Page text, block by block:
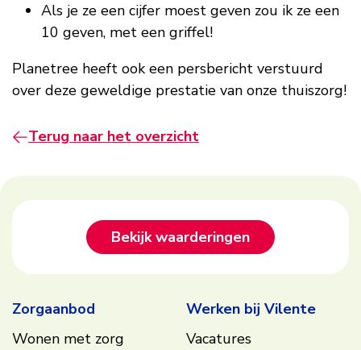
Als je ze een cijfer moest geven zou ik ze een
10 geven, met een griffel!
Planetree heeft ook een persbericht verstuurd
over deze geweldige prestatie van onze thuiszorg!
Terug naar het overzicht
Footer
Bekijk waarderingen
Zorgaanbod
Wonen met zorg
Werken bij Vilente
Vacatures